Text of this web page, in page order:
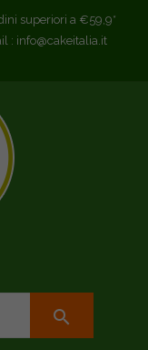
superiori a €59,9*
: info@cakeitalia.it
search